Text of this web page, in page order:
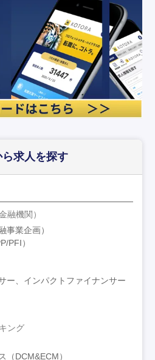
求人を探す
融機関）
事業企画）
PFI）
ー、インパクトファイナンサー
ング
（DCM&ECM）